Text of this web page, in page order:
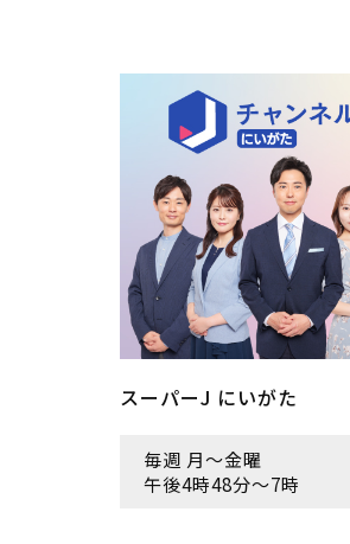
スーパーJ にいがた
毎週 月～金曜
午後4時48分〜7時